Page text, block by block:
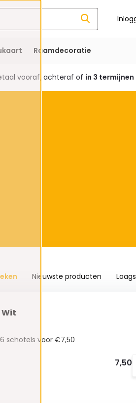
Raamdecoratie
vooraf, achteraf of in 3 termijnen
Nieuwste producten
Wit
schotels voor €7,50
7,50